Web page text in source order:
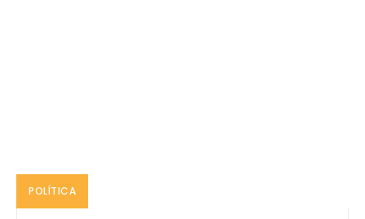
POLÍTICA